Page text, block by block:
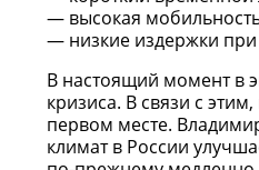
высокая
низкие издержки
В настоящий момент в
кризиса. В связи с
первом месте.
климат в России